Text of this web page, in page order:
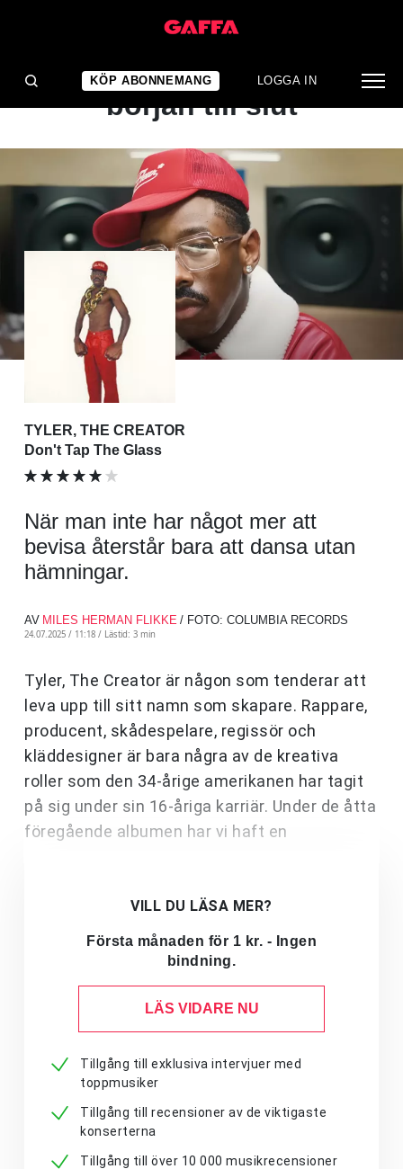
KÖP ABONNEMANG LOGGA IN
ALBUMRECENSION
Energisk hiphop från
början till slut
TYLER, THE CREATOR
Don't Tap The Glass
När man inte har något mer att
bevisa återstår bara att dansa utan
hämningar.
AV MILES HERMAN FLIKKE / FOTO: COLUMBIA RECORDS
24.07.2025 / 11:18 / Lästid: 3 min
Tyler, The Creator är någon som tenderar att
leva upp till sitt namn som skapare. Rappare,
producent, skådespelare, regissör och
kläddesigner är bara några av de kreativa
roller som den 34-årige amerikanen har tagit
på sig under sin 16-åriga karriär. Under de åtta
föregående albumen har vi haft en
VILL DU LÄSA MER?
Första månaden för 1 kr. - Ingen
bindning.
LÄS VIDARE NU
Tillgång till exklusiva intervjuer med
toppmusiker
Tillgång till recensioner av de viktigaste
konserterna
Tillgång till över 10 000 musikrecensioner